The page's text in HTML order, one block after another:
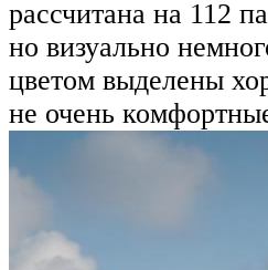
рассчитана на 112
но визуально
цветом выделены
не очень